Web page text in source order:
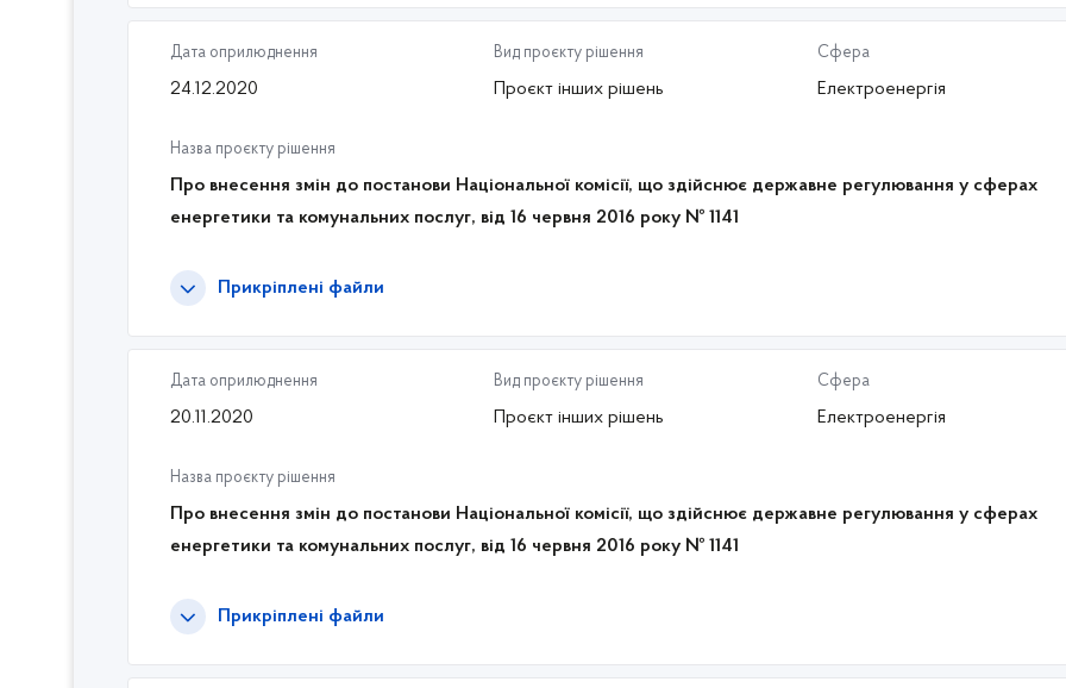
Дата оприлюднення
24.12.2020
Вид проєкту рішення
Проєкт інших рішень
Сфера
Електроенергія
Назва проєкту рішення
Про внесення змін до постанови Національної комісії, що здійснює державне регулювання у сферах
енергетики та комунальних послуг, від 16 червня 2016 року № 1141
Прикріплені файли
Дата оприлюднення
20.11.2020
Вид проєкту рішення
Проєкт інших рішень
Сфера
Електроенергія
Назва проєкту рішення
Про внесення змін до постанови Національної комісії, що здійснює державне регулювання у сферах
енергетики та комунальних послуг, від 16 червня 2016 року № 1141
Прикріплені файли